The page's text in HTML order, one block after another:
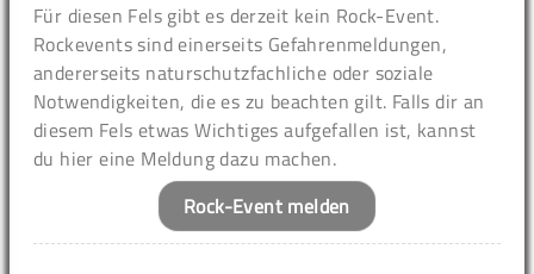
Für diesen Fels gibt es derzeit kein Rock-Event.
Rockevents sind einerseits Gefahrenmeldungen,
andererseits naturschutzfachliche oder soziale
Notwendigkeiten, die es zu beachten gilt. Falls dir an
diesem Fels etwas Wichtiges aufgefallen ist, kannst
du hier eine Meldung dazu machen.
Rock-Event melden